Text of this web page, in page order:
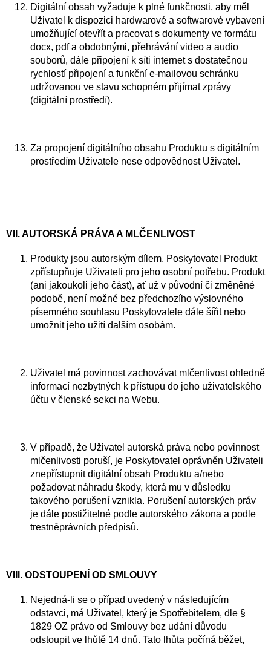
Digitální obsah vyžaduje k plné funkčnosti, aby měl
Uživatel k dispozici hardwarové a softwarové vybavení
umožňující otevřít a pracovat s dokumenty ve formátu
docx, pdf a obdobnými, přehrávání video a audio
souborů, dále připojení k síti internet s dostatečnou
rychlostí připojení a funkční e-mailovou schránku
udržovanou ve stavu schopném přijímat zprávy
(digitální prostředí).
Za propojení digitálního obsahu Produktu s digitálním
prostředím Uživatele nese odpovědnost Uživatel.
VII. AUTORSKÁ PRÁVA A MLČENLIVOST
Produkty jsou autorským dílem. Poskytovatel Produkt
zpřístupňuje Uživateli pro jeho osobní potřebu. Produkt
(ani jakoukoli jeho část), ať už v původní či změněné
podobě, není možné bez předchozího výslovného
písemného souhlasu Poskytovatele dále šířit nebo
umožnit jeho užití dalším osobám.
Uživatel má povinnost zachovávat mlčenlivost ohledně
informací nezbytných k přístupu do jeho uživatelského
účtu v členské sekci na Webu.
V případě, že Uživatel autorská práva nebo povinnost
mlčenlivosti poruší, je Poskytovatel oprávněn Uživateli
znepřístupnit digitální obsah Produktu a/nebo
požadovat náhradu škody, která mu v důsledku
takového porušení vznikla. Porušení autorských práv
je dále postižitelné podle autorského zákona a podle
trestněprávních předpisů.
VIII. ODSTOUPENÍ OD SMLOUVY
Nejedná-li se o případ uvedený v následujícím
odstavci, má Uživatel, který je Spotřebitelem, dle §
1829 OZ právo od Smlouvy bez udání důvodu
odstoupit ve lhůtě 14 dnů. Tato lhůta počíná běžet,